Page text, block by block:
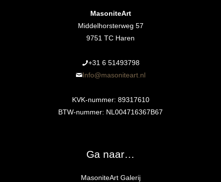
MasoniteArt
Middelhorsterweg 57
9751 TC Haren
+31 6 51493798‬
Info@masoniteart.nl
KVK-nummer: 89317610
BTW-nummer: NL004716367B67
Ga naar…
MasoniteArt Galerij